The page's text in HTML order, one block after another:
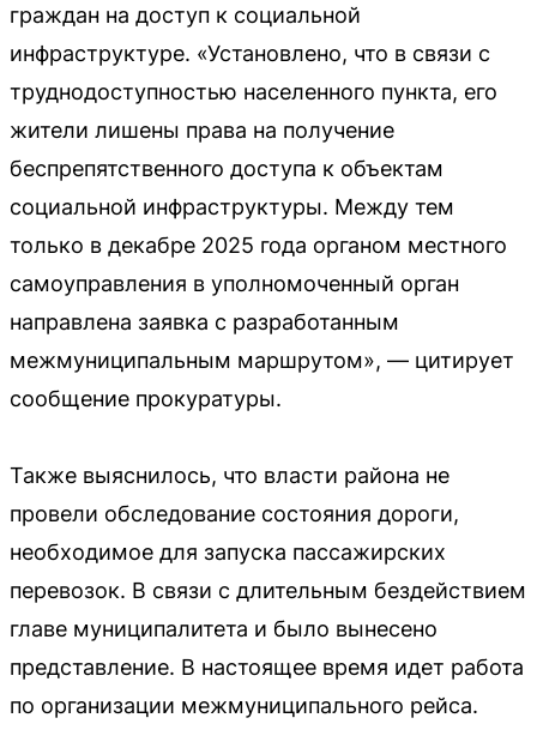
граждан на доступ к социальной
инфраструктуре. «Установлено, что в связи с
труднодоступностью населенного пункта, его
жители лишены права на получение
беспрепятственного доступа к объектам
социальной инфраструктуры. Между тем
только в декабре 2025 года органом местного
самоуправления в уполномоченный орган
направлена заявка с разработанным
межмуниципальным маршрутом», — цитирует
сообщение прокуратуры.
Также выяснилось, что власти района не
провели обследование состояния дороги,
необходимое для запуска пассажирских
перевозок. В связи с длительным бездействием
главе муниципалитета и было вынесено
представление. В настоящее время идет работа
по организации межмуниципального рейса.